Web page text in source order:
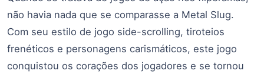
não havia nada que se comparasse a Metal Slug.
Com seu estilo de jogo side-scrolling, tiroteios
frenéticos e personagens carismáticos, este jogo
conquistou os corações dos jogadores e se tornou